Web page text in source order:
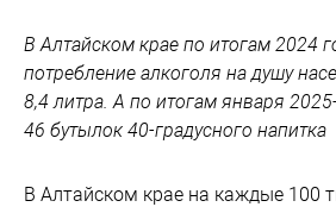
В Алтайском крае по итогам 2024
потребление алкоголя на душу
8,4 литра. А по итогам января
46 бутылок 40-градусного напитка
В Алтайском крае на каждые 100